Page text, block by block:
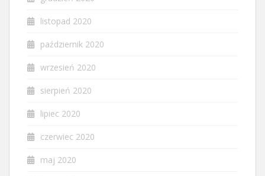
listopad 2020
październik 2020
wrzesień 2020
sierpień 2020
lipiec 2020
czerwiec 2020
maj 2020